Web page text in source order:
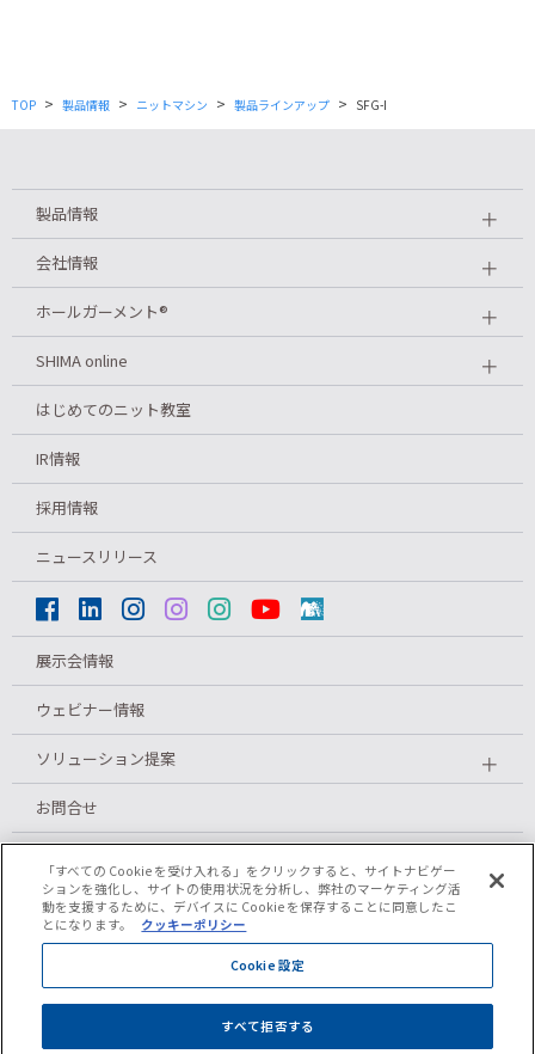
TOP > 製品情報 > ニットマシン > 製品ラインアップ > SFG-I
製品情報 ＋
会社情報 ＋
ホールガーメント® ＋
SHIMA online ＋
はじめてのニット教室
IR情報
採用情報
ニュースリリース
展示会情報
ウェビナー情報
ソリューション提案 ＋
お問合せ
プライバシーポリシー
ご利用条件
「すべての Cookie を受け入れる」をクリックすると、サイトナビゲー
ションを強化し、サイトの使用状況を分析し、弊社のマーケティング活
動を支援するために、デバイスに Cookie を保存することに同意したこ
とになります。
クッキーポリシー
Cookie 設定
すべて拒否する